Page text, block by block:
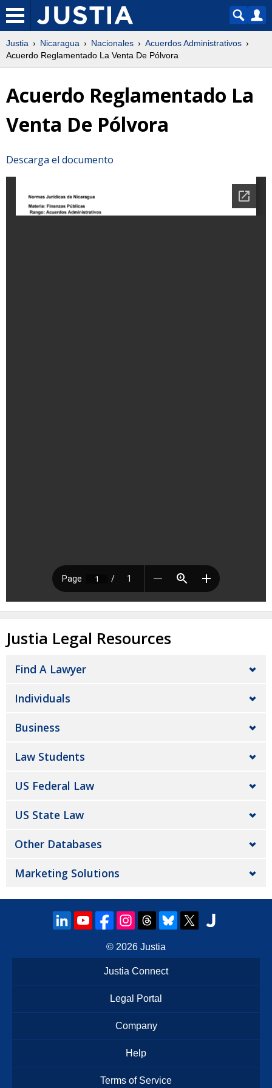
Justia Nicaragua Nacionales
Acuerdos Administrativos
Acuerdo Reglamentado La Venta De Pólvora
Acuerdo Reglamentado La
Venta De Pólvora
Descarga el documento
Justia Legal Resources
Find A Lawyer
Individuals
Business
Law Students
US Federal Law
US State Law
Other Databases
Marketing Solutions
© 2026 Justia
Justia Connect
Legal Portal
Company
Help
Terms of Service